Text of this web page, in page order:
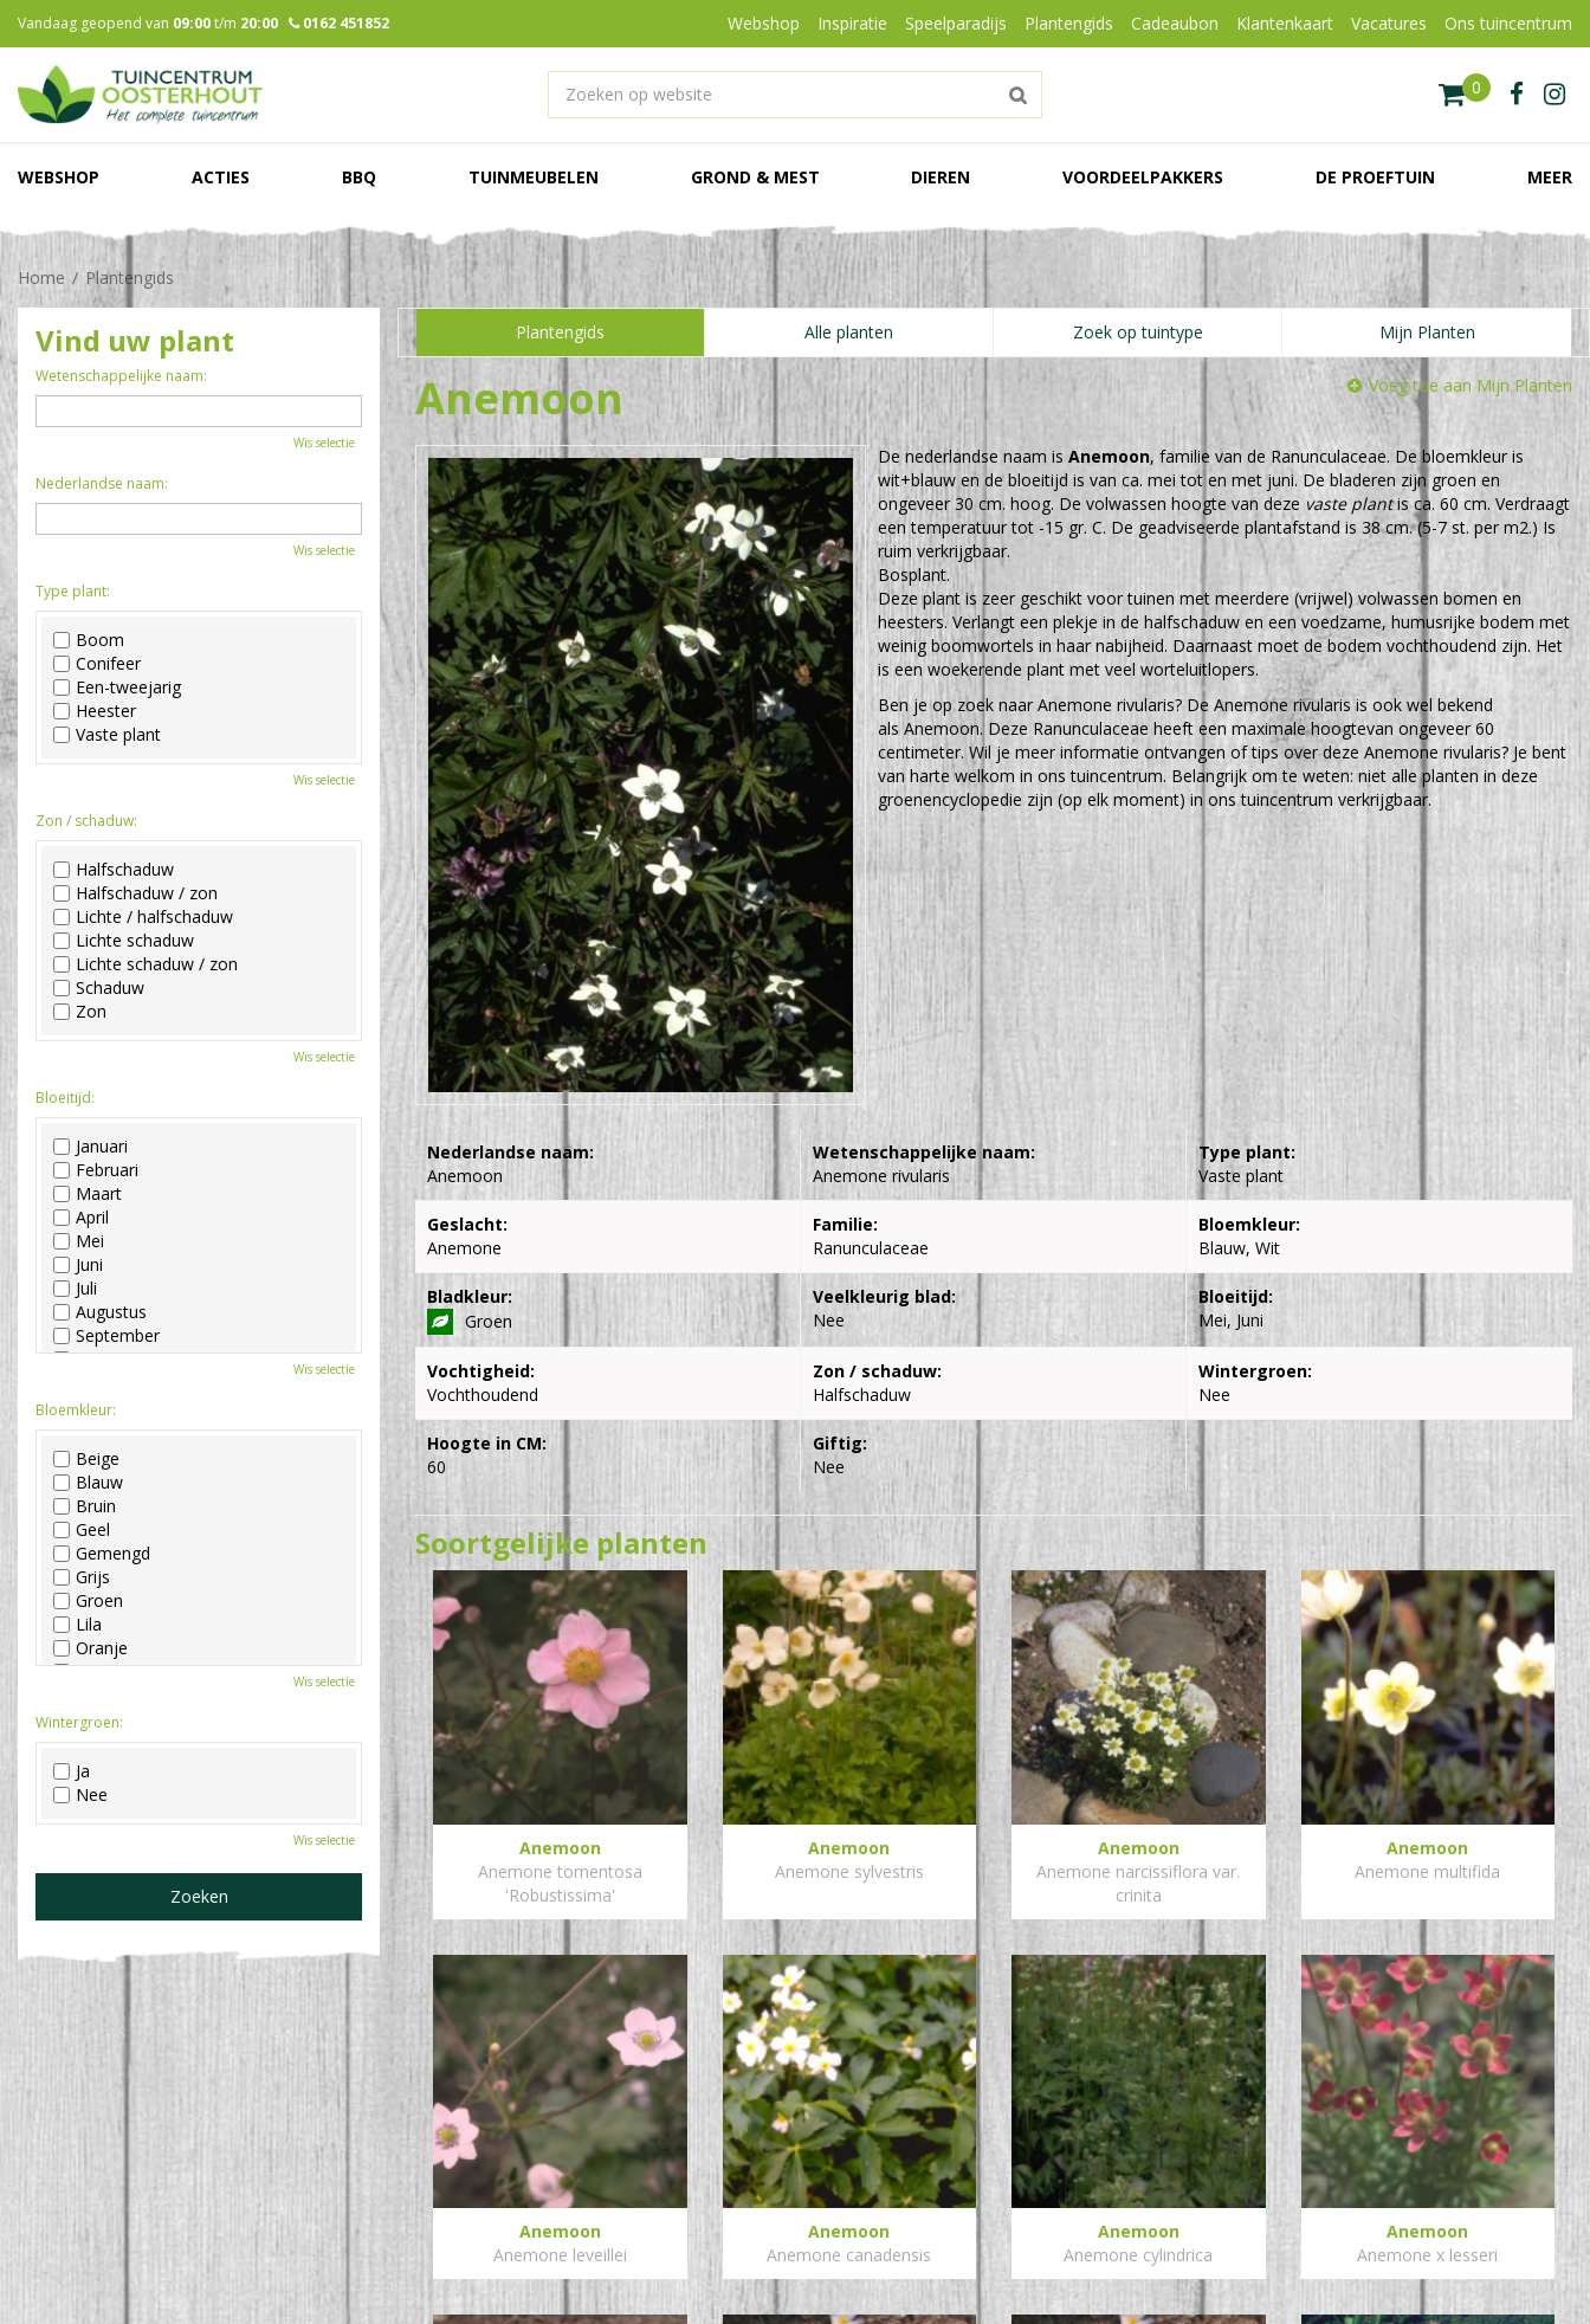
naar
Home Plantengids
Vandaag geopend van 09:00t/m 20:00 0162 451852 Webshop Inspiratie Speelparadijs Plantengids Cadeaubon Klantenkaart Vacatures Ons tuincentrum
WEBSHOP ACTIES BBQ TUINMEUBELEN GROND & MEST DIEREN VOORDEELPAKKERS DE PROEFTUIN MEER
Plantengids Alle planten Zoek op tuintype Mijn Planten
Anemoon Voeg toe aan Mijn Planten
De nederlandse naam isAnemoon, familie van de Ranunculaceae. De bloemkleur is
wit+blauw en de bloeitijd is van ca. mei tot en met juni. De bladeren zijn groen en
ongeveer 30 cm. hoog. De volwassen hoogte van deze vaste plantis ca. 60 cm. Verdraagt
een temperatuur tot -15 gr. C. De geadviseerde plantafstand is 38 cm. (5-7 st. per m2.) Is
ruim verkrijgbaar.
Bosplant.
Deze plant is zeer geschikt voor tuinen met meerdere (vrijwel) volwassen bomen en
heesters. Verlangt een plekje in de halfschaduw en een voedzame, humusrijke bodem met
weinig boomwortels in haar nabijheid. Daarnaast moet de bodem vochthoudend zijn. Het
is een woekerende plant met veel worteluitlopers.
Ben je op zoek naar Anemone rivularis? De Anemone rivularis is ook wel bekend
als Anemoon. Deze Ranunculaceae heeft een maximale hoogtevan ongeveer 60
centimeter. Wil je meer informatie ontvangen of tips over deze Anemone rivularis? Je bent
van harte welkom in ons tuincentrum. Belangrijk om te weten: niet alle planten in deze
groenencyclopedie zijn (op elk moment) in ons tuincentrum verkrijgbaar.
Nederlandse naam:
Anemoon
Wetenschappelijke naam:
Anemone rivularis
Type plant:
Vaste plant
Geslacht:
Anemone
Familie:
Ranunculaceae
Bloemkleur:
Blauw, Wit
Bladkleur:
Groen
Veelkleurig blad:
Nee
Bloeitijd:
Mei, Juni
Vochtigheid:
Vochthoudend
Zon / schaduw:
Halfschaduw
Wintergroen:
Nee
Hoogte in CM:
60
Giftig:
Nee
Soortgelijke planten
Anemoon
Anemone tomentosa
'Robustissima'
Anemoon
Anemone sylvestris
Anemoon
Anemone narcissiflora var.
crinita
Anemoon
Anemone multifida
Anemoon
Anemone leveillei
Anemoon
Anemone canadensis
Anemoon
Anemone cylindrica
Anemoon
Anemone x lesseri
Vind uw plant
Wetenschappelijke naam:
Wis selectie
Nederlandse naam:
Wis selectie
Type plant:
Boom
Conifeer
Een-tweejarig
Heester
Vaste plant
Wis selectie
Zon / schaduw:
Halfschaduw
Halfschaduw / zon
Lichte / halfschaduw
Lichte schaduw
Lichte schaduw / zon
Schaduw
Zon
Wis selectie
Bloeitijd:
Januari
Februari
Maart
April
Mei
Juni
Juli
Augustus
September
Oktober
December
Wis selectie
Bloemkleur:
Beige
Blauw
Bruin
Geel
Gemengd
Grijs
Groen
Lila
Oranje
Paars
Roze
Wit
Zwart
Wis selectie
Wintergroen:
Ja
Nee
Wis selectie